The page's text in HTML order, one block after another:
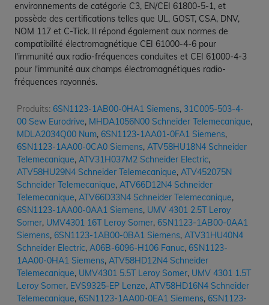
environnements de catégorie C3, EN/CEI 61800-5-1, et
possède des certifications telles que UL, GOST, CSA, DNV,
NOM 117 et C-Tick. Il répond également aux normes de
compatibilité électromagnétique CEI 61000-4-6 pour
l'immunité aux radio-fréquences conduites et CEI 61000-4-3
pour l'immunité aux champs électromagnétiques radio-
fréquences rayonnés.
Produits: 6SN1123-1AB00-0HA1 Siemens, 31C005-503-4-
00 Sew Eurodrive, MHDA1056N00 Schneider Telemecanique,
MDLA2034Q00 Num, 6SN1123-1AA01-0FA1 Siemens,
6SN1123-1AA00-0CA0 Siemens, ATV58HU18N4 Schneider
Telemecanique, ATV31H037M2 Schneider Electric,
ATV58HU29N4 Schneider Telemecanique, ATV452075N
Schneider Telemecanique, ATV66D12N4 Schneider
Telemecanique, ATV66D33N4 Schneider Telemecanique,
6SN1123-1AA00-0AA1 Siemens, UMV 4301 2.5T Leroy
Somer, UMV4301 16T Leroy Somer, 6SN1123-1AB00-0AA1
Siemens, 6SN1123-1AB00-0BA1 Siemens, ATV31HU40N4
Schneider Electric, A06B-6096-H106 Fanuc, 6SN1123-
1AA00-0HA1 Siemens, ATV58HD12N4 Schneider
Telemecanique, UMV4301 5.5T Leroy Somer, UMV 4301 1.5T
Leroy Somer, EVS9325-EP Lenze, ATV58HD16N4 Schneider
Telemecanique, 6SN1123-1AA00-0EA1 Siemens, 6SN1123-